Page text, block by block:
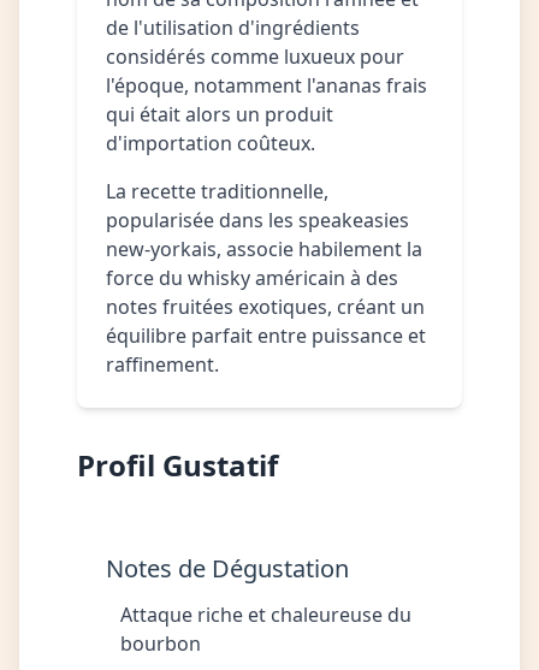
de l'utilisation d'ingrédients
considérés comme luxueux pour
l'époque, notamment l'ananas frais
qui était alors un produit
d'importation coûteux.
La recette traditionnelle,
popularisée dans les speakeasies
new-yorkais, associe habilement la
force du whisky américain à des
notes fruitées exotiques, créant un
équilibre parfait entre puissance et
raffinement.
Profil Gustatif
Notes de Dégustation
Attaque riche et chaleureuse du
bourbon